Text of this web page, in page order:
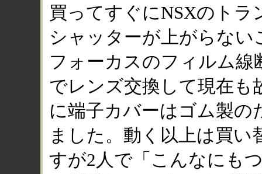
買ってすぐにNSXのト
シャッターが上がらな
フォーカスのフィルム
でレンズ交換して現在も
に端子カバーはゴム製
ました。動く以上は買
すが2人で「こんなにも